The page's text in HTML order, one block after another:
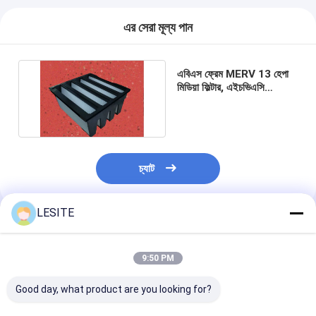
ফ্রেম ওয়েল্ডার
শীতাতপনিয়ন্ত্রণ হেপা ফিল্টার
এয়ার পিউরিফায়ার ফিল্টার
অ্যালুমিনিয়াম ব্যাগ ফিল্টার
ডাস্ট ব্যাগ ফিল্টার
বায়ু ফিল্টার ফ্রেম তৈরির মেশিন
এর সেরা মূল্য পান
এবিএস ফ্রেম MERV 13 হেপা
মিডিয়া ফিল্টার, এইচভিএসি
চ্যাট
প্রস্তাবিত পণ্য
LESITE
9:50 PM
Good day, what product are you looking for?